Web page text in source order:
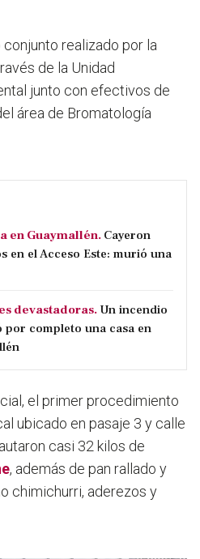
realizado por la
de la Unidad
junto con efectivos de
área de Bromatología
en Guaymallén. Cayeron
en el Acceso Este: murió una
devastadoras. Un incendio
por completo una casa en
el primer procedimiento
ubicado en pasaje 3 y calle
casi 32 kilos de
, además de pan rallado y
chimichurri, aderezos y